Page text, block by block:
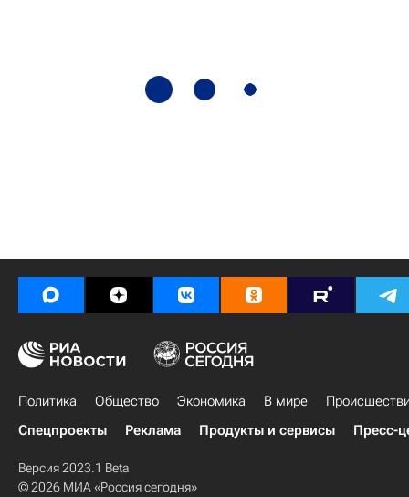
Политика Общество Экономика В мире
Спецпроекты
Реклама Продукты и сервисы Пресс-
Версия 2023.1 Beta
© 2026 МИА «Россия сегодня»